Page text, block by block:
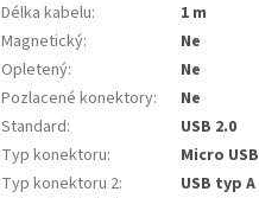
Délka kabelu:
1 m
Magnetický:
Ne
Opletený:
Ne
Pozlacené konektory:
Ne
Standard:
USB 2.0
Typ konektoru:
Micro USB
Typ konektoru 2:
USB typ A